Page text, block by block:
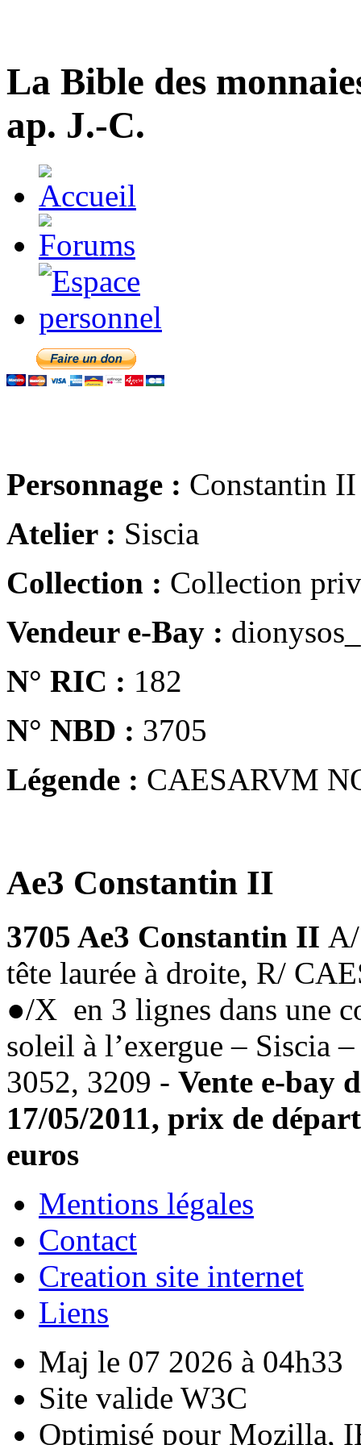
La Bible des
ap. J.-C.
Personnage : Constantin II
Atelier : Siscia
Collection : Collection
Vendeur e-Bay :
N° RIC : 182
N° NBD : 3705
Légende : CAESARVM
Ae3 Constantin II
3705 Ae3 Constantin II
tête laurée à droite, R/
●/X en 3 lignes dans une
soleil à l’exergue – Siscia
3052, 3209 - Vente e-bay
17/05/2011, prix de
euros
Mentions légales
Contact
Creation site internet
Liens
Maj le 07 2026 à 04h33
Site valide W3C
Optimisé pour Mozilla,